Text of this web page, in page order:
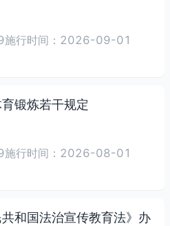
施行时间：2026-09-01
锻炼若干规定
施行时间：2026-08-01
和国法治宣传教育法》办